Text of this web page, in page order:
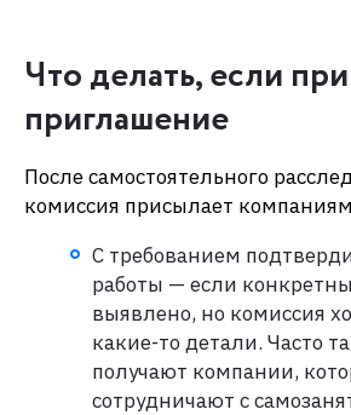
Что делать, если
приглашение
После самостоятельного
комиссия присылает
С требованием
работы — если
выявлено, но комиссия
какие-то детали. Часто
получают компании,
сотрудничают с